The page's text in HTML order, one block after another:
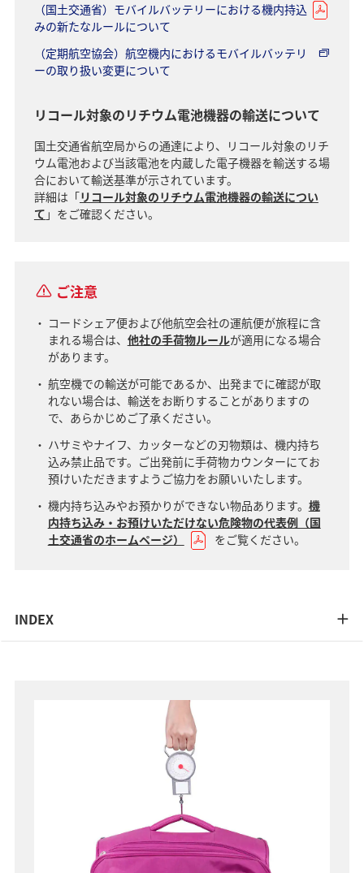
（国土交通省）モバイルバッテリーにおける機内持込
みの新たなルールについて
（定期航空協会）航空機内におけるモバイルバッテリ
ーの取り扱い変更について
リコール対象のリチウム電池機器の輸送について
国土交通省航空局からの通達により、リコール対象のリチ
ウム電池および当該電池を内蔵した電子機器を輸送する場
合において輸送基準が示されています。
詳細は「リコール対象のリチウム電池機器の輸送につい
て 」をご確認ください。
ご注意
コードシェア便および他航空会社の運航便が旅程に含
まれる場合は、 他社の手荷物ルールが適用になる場合
があります。
航空機での輸送が可能であるか、出発までに確認が取
れない場合は、輸送をお断りすることがありますの
で、あらかじめご了承ください。
ハサミやナイフ、カッターなどの刃物類は、機内持ち
込み禁止品です。ご出発前に手荷物カウンターにてお
預けいただきますようご協力をお願いいたします。
機内持ち込みやお預かりができない物品あります。 機
内持ち込み・お預けいただけない危険物の代表例（国
土交通省のホームページ）
をご覧ください。
INDEX